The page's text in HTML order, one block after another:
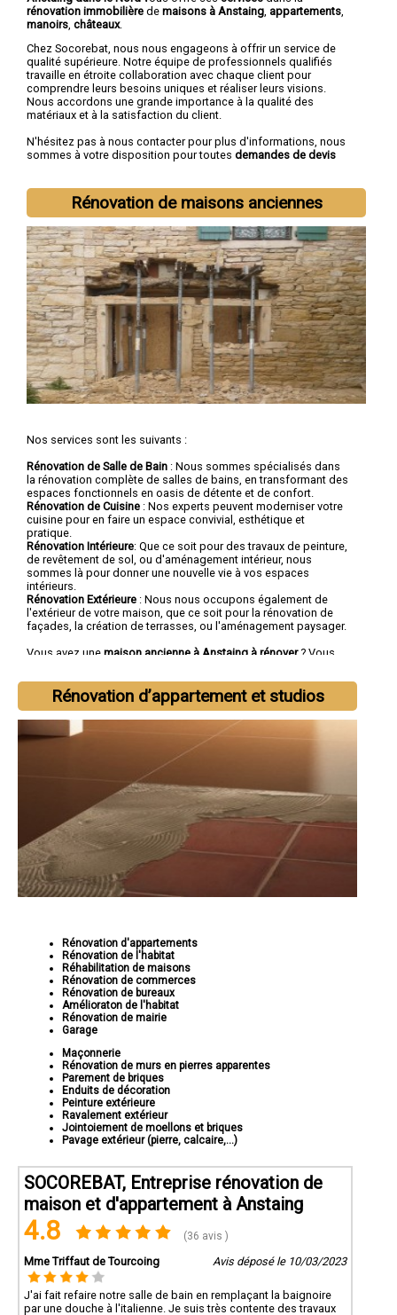
rénovation immobilière de maisons à Anstaing appartements
manoirs châteaux.
Chez Socorebat, nous nous engageons à offrir un service de
qualité supérieure. Notre équipe de professionnels qualifiés
travaille en étroite collaboration avec chaque client pour
comprendre leurs besoins uniques et réaliser leurs visions.
Nous accordons une grande importance à la qualité des
matériaux et à la satisfaction du client.
N'hésitez pas à nous contacter pour plus d'informations, nous
sommes à votre disposition pour toutes demandes de devis
Nous intervenons aussi dans les villes suivantes :
,Tourcoing,Dunkerque , Villeneuve-d'Ascq,
Valenciennes,Douai,Wattrelos,Marcq-en-Barœul,Maubeuge
Rénovation de maisons anciennes
Nos services sont les suivants :
Rénovation de Salle de Bain : Nous sommes spécialisés dans
la rénovation complète de salles de bains, en transformant des
espaces fonctionnels en oasis de détente et de confort.
Rénovation de Cuisine : Nos experts peuvent moderniser votre
cuisine pour en faire un espace convivial, esthétique et
pratique.
Rénovation Intérieure: Que ce soit pour des travaux de peinture,
de revêtement de sol, ou d'aménagement intérieur, nous
sommes là pour donner une nouvelle vie à vos espaces
intérieurs.
Rénovation Extérieure : Nous nous occupons également de
l'extérieur de votre maison, que ce soit pour la rénovation de
façades, la création de terrasses, ou l'aménagement paysager.
Vous avez une maison ancienne à Anstaing à rénover? Vous
d'état ?
Faites confiance à la société SOCOREBAT.
Rénovation d’appartement et studios
Rénovation d'appartements
Rénovation de l'habitat
Réhabilitation de maisons
Rénovation de commerces
Rénovation de bureaux
Amélioraton de l'habitat
Rénovation de mairie
Garage
Maçonnerie
Rénovation de murs en pierres apparentes
Parement de briques
Enduits de décoration
Peinture extérieure
Ravalement extérieur
Jointoiement de moellons et briques
Pavage extérieur (pierre, calcaire,...)
SOCOREBAT, Entreprise rénovation de
maison et d'appartement à Anstaing
4.8 (36 avis )
Mme Triffaut de Tourcoing Avis déposé le 10/03/2023
J'ai fait refaire notre salle de bain en remplaçant la baignoire
par une douche à l'italienne. Je suis très contente des travaux